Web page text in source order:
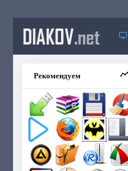
DIAKOV.net
Рекомендуем